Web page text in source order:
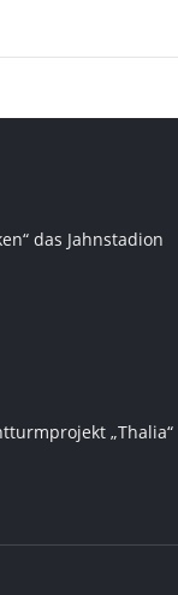
das Jahnstadion
„Thalia“